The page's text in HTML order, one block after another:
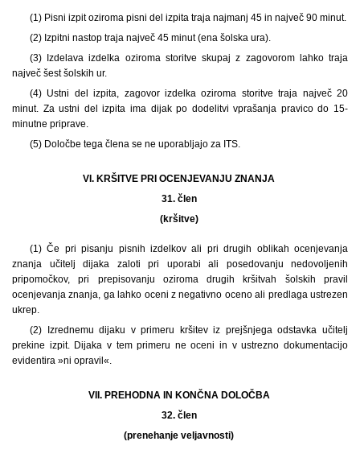
(1) Pisni izpit oziroma pisni del izpita traja najmanj 45 in največ 90 minut.
(2) Izpitni nastop traja največ 45 minut (ena šolska ura).
(3) Izdelava izdelka oziroma storitve skupaj z zagovorom lahko traja
največ šest šolskih ur.
(4) Ustni del izpita, zagovor izdelka oziroma storitve traja največ 20
minut. Za ustni del izpita ima dijak po dodelitvi vprašanja pravico do 15-
minutne priprave.
(5) Določbe tega člena se ne uporabljajo za ITS.
VI. KRŠITVE PRI OCENJEVANJU ZNANJA
31. člen
(kršitve)
(1) Če pri pisanju pisnih izdelkov ali pri drugih oblikah ocenjevanja
znanja učitelj dijaka zaloti pri uporabi ali posedovanju nedovoljenih
pripomočkov, pri prepisovanju oziroma drugih kršitvah šolskih pravil
ocenjevanja znanja, ga lahko oceni z negativno oceno ali predlaga ustrezen
ukrep.
(2) Izrednemu dijaku v primeru kršitev iz prejšnjega odstavka učitelj
prekine izpit. Dijaka v tem primeru ne oceni in v ustrezno dokumentacijo
evidentira »ni opravil«.
VII. PREHODNA IN KONČNA DOLOČBA
32. člen
(prenehanje veljavnosti)